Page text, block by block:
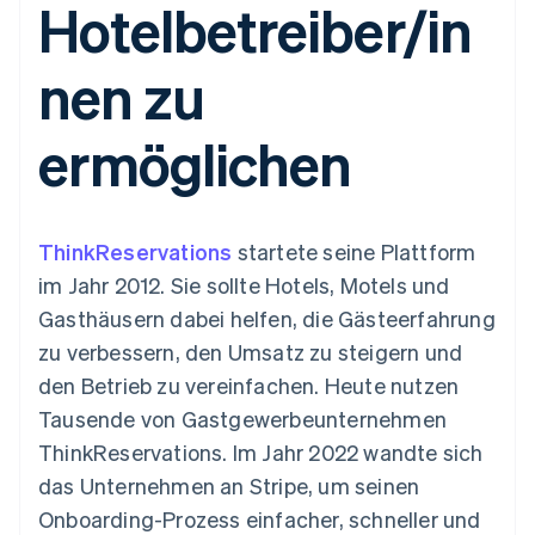
Zugriff auf mehr als
125
Zahlungen vor Ort
Authorization
Optimierung der
Autorisierungsraten
Bezahlvorgang
Connections
Verbundene
Datensynchronisierung
Product roadmap
Ausblick
Radar
Geldmanagement
Plattformen
SaaS
Nach Branche
Gaming
Freizeit
Versicherungen
Unterhaltung
Gemeinnützige
Organisationen
Fachdienstleistungen
Öffentlicher Sektor
Einzelhandel
Marktplatz auf
Grundlagen der
Abonnementverwaltung
nutzungsbasierte
Abrechnung um
Stablecoin-gestützte
Karten ausgeben: So
Verwaltung von
Diensten mit Agenten
App-Integrationen
Code-Beispiele
Entwickler-Blog
API-Status
Produkt-Roadmap
Stripe Sessions
Stripe Press
Sales-Team
kontaktieren
Partner werden
Hotelbetreiber/in
nen zu
ermöglichen
ThinkReservations startete seine Plattform
im Jahr 2012. Sie sollte Hotels, Motels und
Gasthäusern dabei helfen, die Gästeerfahrung
zu verbessern, den Umsatz zu steigern und
den Betrieb zu vereinfachen. Heute nutzen
Tausende von Gastgewerbeunternehmen
ThinkReservations. Im Jahr 2022 wandte sich
das Unternehmen an Stripe, um seinen
Onboarding-Prozess einfacher, schneller und